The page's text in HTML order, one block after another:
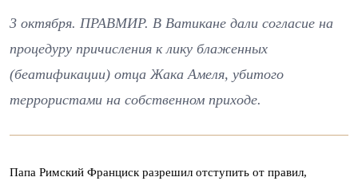
3 октября. ПРАВМИР. В Ватикане дали согласие на
процедуру причисления к лику блаженных
(беатификации) отца Жака Амеля, убитого
террористами на собственном приходе.
Папа Римский Франциск разрешил отступить от правил,